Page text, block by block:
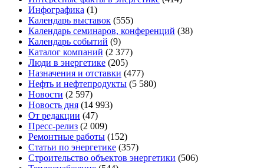
Инфографика (1)
Календарь выставок (555)
Календарь семинаров, конференций (38)
Календарь событий (9)
Каталог компаний (2 377)
Люди в энергетике (205)
Назначения и отставки (477)
Нефть и нефтепродукты (5 580)
Новости (2 597)
Новость дня (14 993)
От редакции (47)
Пресс-релиз (2 009)
Ремонтные работы (152)
Статьи по энергетике (357)
Строительство объектов энергетики (506)